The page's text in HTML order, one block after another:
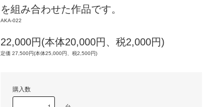
を組み合わせた作品です。
AKA-022
22,000円(本体20,000円、税2,000円)
定価 27,500円(本体25,000円、税2,500円)
購入数